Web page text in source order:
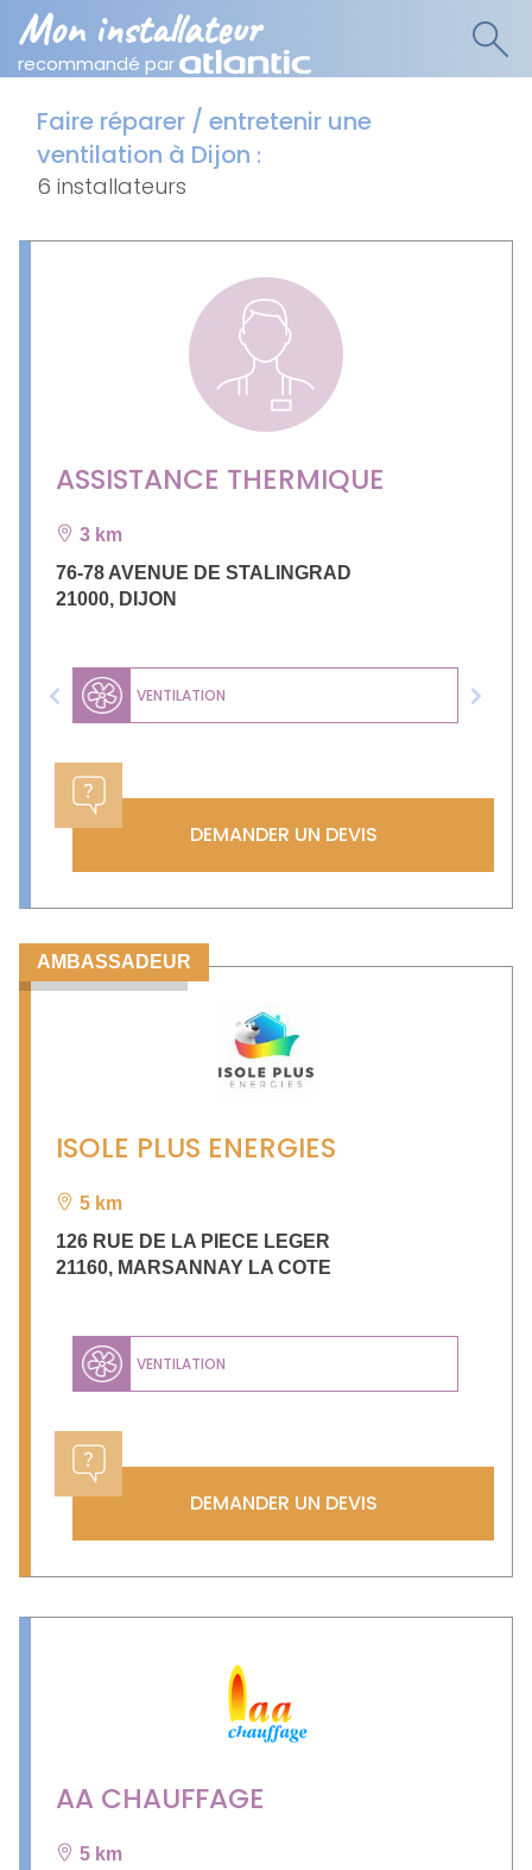
Mon installateur
recommandé par
Faire réparer / entretenir une
ventilation à Dijon :
6 installateurs
ASSISTANCE THERMIQUE
3 km
76-78 AVENUE DE STALINGRAD
21000, DIJON
VENTILATION
Previous Next
DEMANDER UN DEVIS
AMBASSADEUR
ISOLE PLUS ENERGIES
5 km
126 RUE DE LA PIECE LEGER
21160, MARSANNAY LA COTE
VENTILATION
DEMANDER UN DEVIS
AA CHAUFFAGE
5 km